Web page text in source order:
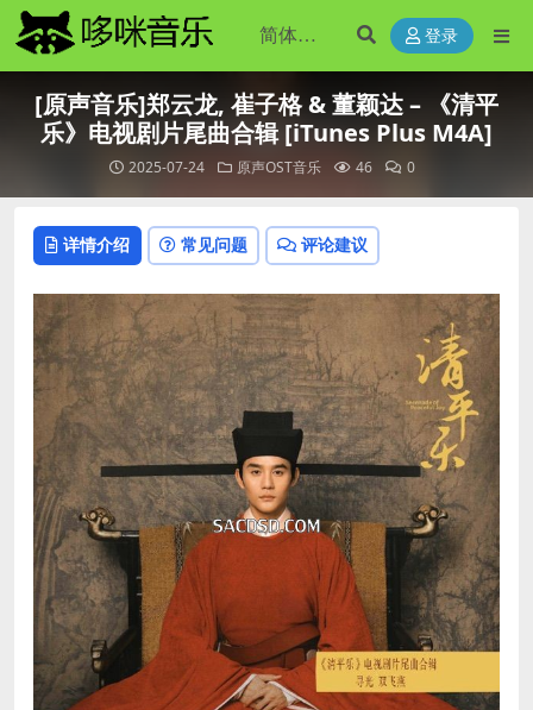
登录
[原声音乐]郑云龙, 崔子格 & 董颖达 – 《清平
乐》电视剧片尾曲合辑 [iTunes Plus M4A]
2025-07-24 原声OST音乐 46 0
详情介绍 常见问题 评论建议